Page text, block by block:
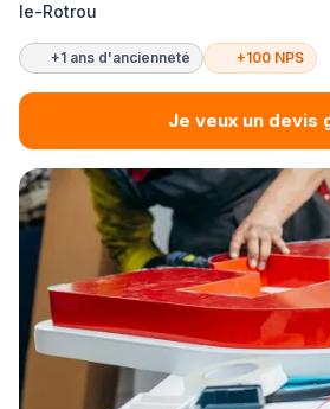
le-Rotrou
+1 ans d'ancienneté +100 NPS
Je veux un devis